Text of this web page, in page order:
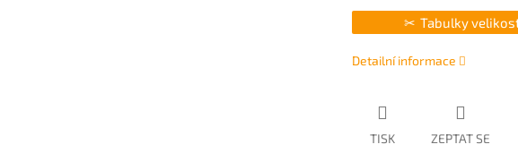
Tabulky
Detailní informace
TISK ZEPTAT SE